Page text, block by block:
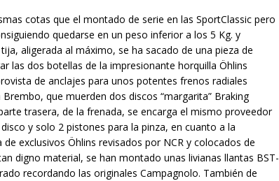
cotas que el montado de serie en las SportClassic pero
quedarse en un peso inferior a los 5 Kg. y
aligerada al máximo, se ha sacado de una pieza de
las dos botellas de la impresionante horquilla Öhlins
de anclajes para unos potentes frenos radiales
que muerden dos discos “margarita” Braking
trasera, de la frenada, se encarga el mismo proveedor
y solo 2 pistones para la pinza, en cuanto a la
exclusivos Öhlins revisados por NCR y colocados de
digno material, se han montado unas livianas llantas BST-
recordando las originales Campagnolo. También de